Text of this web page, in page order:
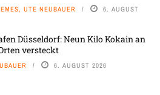
UTE NEUBAUER 6. AUGUST
Düsseldorf: Neun Kilo Kokain an
versteckt
6. AUGUST 2026